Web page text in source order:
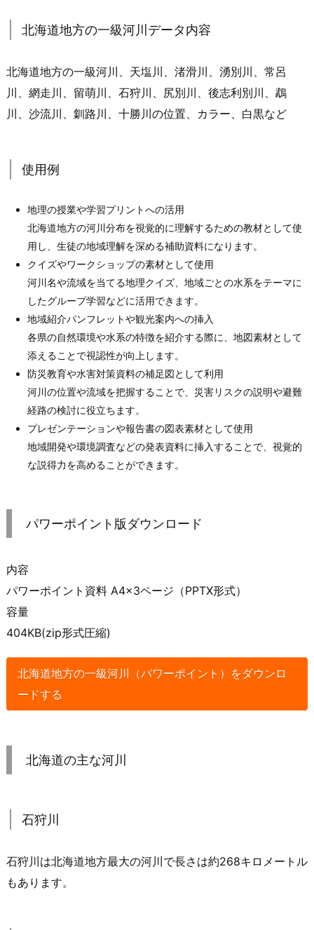
北海道地方の一級河川データ内容
北海道地方の一級河川、天塩川、渚滑川、湧別川、常呂
川、網走川、留萌川、石狩川、尻別川、後志利別川、鵡
川、沙流川、釧路川、十勝川の位置、カラー、白黒など
使用例
地理の授業や学習プリントへの活用
北海道地方の河川分布を視覚的に理解するための教材として使
用し、生徒の地域理解を深める補助資料になります。
クイズやワークショップの素材として使用
河川名や流域を当てる地理クイズ、地域ごとの水系をテーマに
したグループ学習などに活用できます。
地域紹介パンフレットや観光案内への挿入
各県の自然環境や水系の特徴を紹介する際に、地図素材として
添えることで視認性が向上します。
防災教育や水害対策資料の補足図として利用
河川の位置や流域を把握することで、災害リスクの説明や避難
経路の検討に役立ちます。
プレゼンテーションや報告書の図表素材として使用
地域開発や環境調査などの発表資料に挿入することで、視覚的
な説得力を高めることができます。
パワーポイント版ダウンロード
内容
パワーポイント資料 A4×3ページ（PPTX形式）
容量
404KB(zip形式圧縮)
北海道地方の一級河川（パワーポイント）をダウンロ
ードする
北海道の主な河川
石狩川
石狩川は北海道地方最大の河川で長さは約268キロメートル
もあります。